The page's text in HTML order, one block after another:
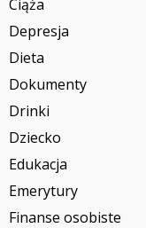
Ciąża
Depresja
Dieta
Dokumenty
Drinki
Dziecko
Edukacja
Emerytury
Finanse osobiste